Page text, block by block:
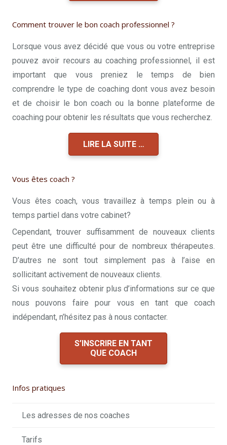
Comment trouver le bon coach professionnel ?
Lorsque vous avez décidé que vous ou votre entreprise
pouvez avoir recours au coaching professionnel, il est
important que vous preniez le temps de bien
comprendre le type de coaching dont vous avez besoin
et de choisir le bon coach ou la bonne plateforme de
coaching pour obtenir les résultats que vous recherchez.
LIRE LA SUITE …
Vous êtes coach ?
Vous êtes coach, vous travaillez à temps plein ou à
temps partiel dans votre cabinet?
Cependant, trouver suffisamment de nouveaux clients
peut être une difficulté pour de nombreux thérapeutes.
D’autres ne sont tout simplement pas à l’aise en
sollicitant activement de nouveaux clients.
Si vous souhaitez obtenir plus d’informations sur ce que
nous pouvons faire pour vous en tant que coach
indépendant, n’hésitez pas à nous contacter.
S’INSCRIRE EN TANT
QUE COACH
Infos pratiques
Les adresses de nos coaches
Tarifs